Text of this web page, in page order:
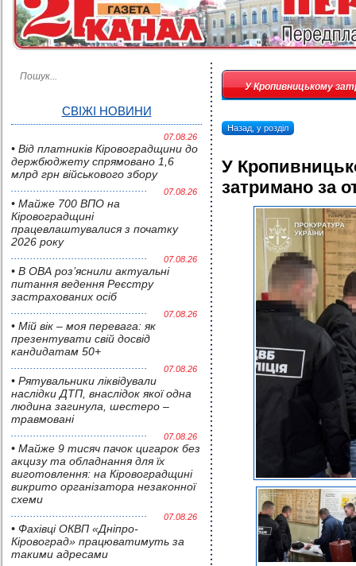
СВІЖІ НОВИНИ
07.08.26
• Від платників Кіровоградщини до
держбюджету спрямовано 1,6
млрд грн військового збору
07.08.26
• Майже 700 ВПО на
Кіровоградщині
працевлаштувалися з початку
2026 року
07.08.26
• В ОВА роз’яснили актуальні
питання ведення Реєстру
застрахованих осіб
07.08.26
• Мій вік – моя перевага: як
презентувати свій досвід
кандидатам 50+
07.08.26
• Pятувальники ліквідували
наслідки ДТП, внаслідок якої одна
людина загинула, шестеро –
травмовані
07.08.26
• Майже 9 тисяч пачок цигарок без
акцизу та обладнання для їх
виготовлення: на Кіровоградщині
викрито організатора незаконної
схеми
07.08.26
• Фахівці ОКВП «Дніпро-
Кіровоград» працюватимуть за
такими адресами
У Кропивницькому
Назад, у розділ
У
затримано за